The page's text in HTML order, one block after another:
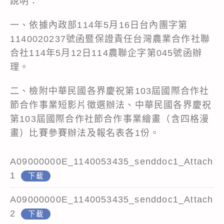
一、依據內政部114年5月16日台內團字第
1140020237號函暨保證責任台灣農業合作社聯
合社114年5月12日114農聯企字第045號函辦
理。
二、檢附中華民國各界慶祝第103屆國際合作社
節合作事業短影片徵選辦法、中華民國各界慶祝
第103屆國際合作社節合作事業繪畫（含四格漫
畫）比賽參賽辦法及報名表各1份。
A09000000E_1140053435_senddoc1_Attach
1
下載
A09000000E_1140053435_senddoc1_Attach
2
下載